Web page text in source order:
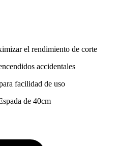
el rendimiento de corte
accidentales
facilidad de uso
de 40cm